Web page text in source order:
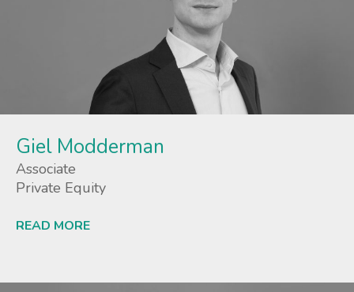
Giel Modderman
Associate
Private Equity
READ MORE